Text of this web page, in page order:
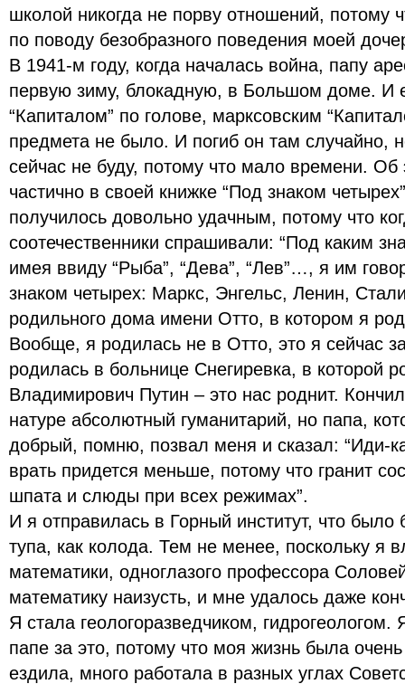
школой никогда не порву отношений, потому
по поводу безобразного поведения моей
В 1941-м году, когда началась война, папу
первую зиму, блокадную, в Большом доме. И
“Капиталом” по голове, марксовским
предмета не было. И погиб он там случайно,
сейчас не буду, потому что мало времени. Об
частично в своей книжке “Под знаком
получилось довольно удачным, потому что
соотечественники спрашивали: “Под каким
имея ввиду “Рыба”, “Дева”, “Лев”…, я им
знаком четырех: Маркс, Энгельс, Ленин,
родильного дома имени Отто, в котором я
Вообще, я родилась не в Отто, это я сейчас
родилась в больнице Снегиревка, в которой
Владимирович Путин – это нас роднит.
натуре абсолютный гуманитарий, но папа,
добрый, помню, позвал меня и сказал: “Иди-
врать придется меньше, потому что гранит
шпата и слюды при всех режимах”.
И я отправилась в Горный институт, что
тупа, как колода. Тем не менее, поскольку я
математики, одноглазого профессора
математику наизусть, и мне удалось даже
Я стала геологоразведчиком, гидрогеологом.
папе за это, потому что моя жизнь была
ездила, много работала в разных углах